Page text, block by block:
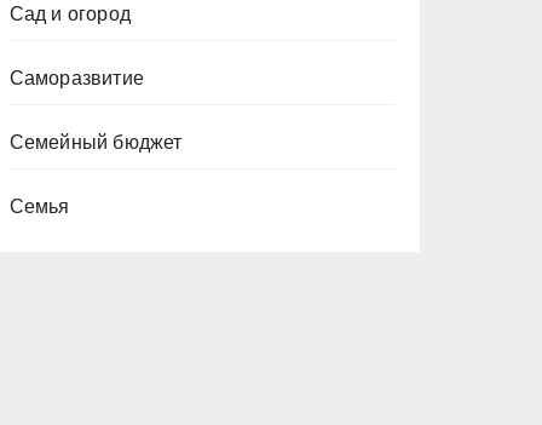
Сад и огород
Саморазвитие
Семейный бюджет
Семья